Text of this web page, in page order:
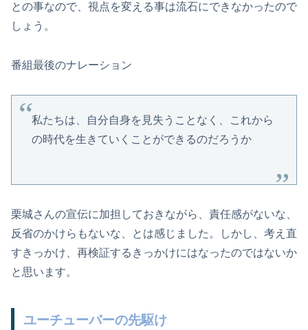
との事なので、視点を変える事は流石にできなかったので
しょう。
番組最後のナレーション
私たちは、自分自身を見失うことなく、これから
の時代を生きていくことができるのだろうか
栗城さんの宣伝に加担しておきながら、責任感がないな、
反省のかけらもないな、とは感じました。しかし、考え直
すきっかけ、再検証するきっかけにはなったのではないか
と思います。
ユーチューバーの先駆け